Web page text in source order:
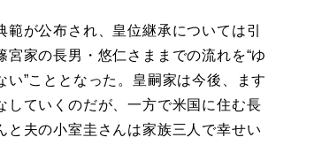
が公布され、皇位継承については引
宮家の長男・悠仁さままでの流れを“ゆ
い”こととなった。皇嗣家は今後、ます
していくのだが、一方で米国に住む長
と夫の小室圭さんは家族三人で幸せい